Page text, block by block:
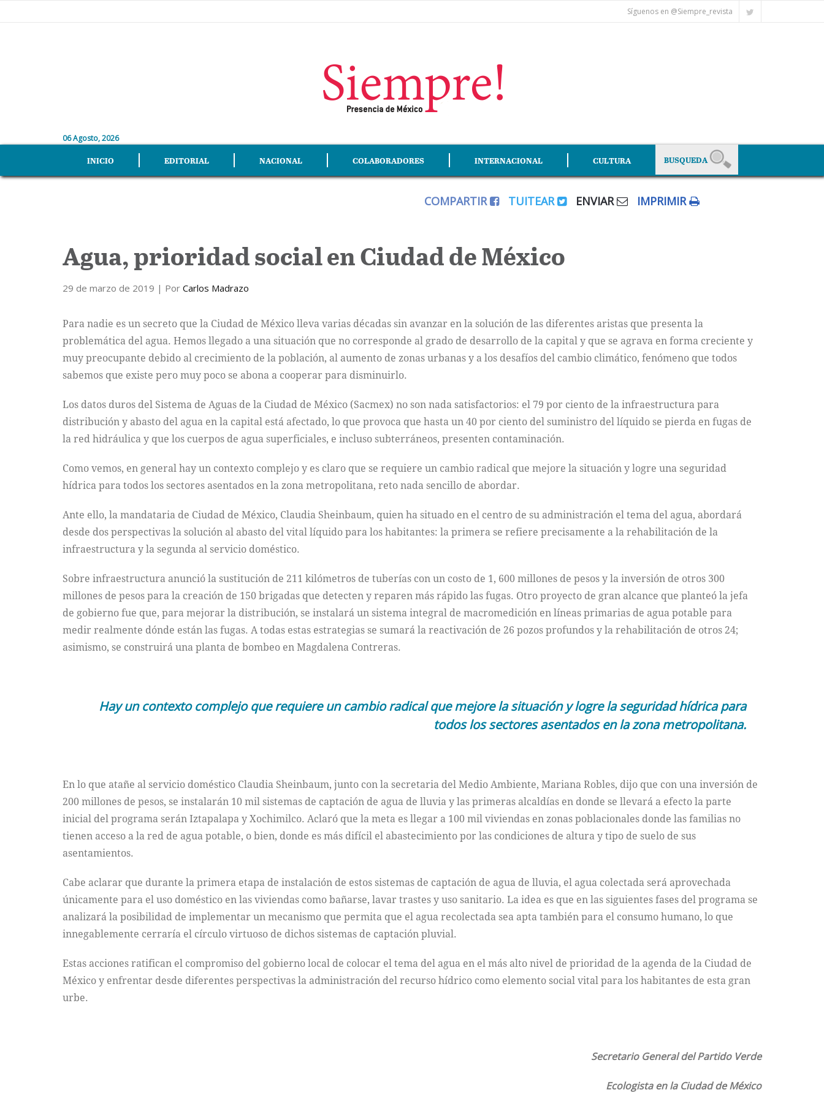
Síguenos en @Siempre_revista
06 Agosto, 2026
INICIO EDITORIAL NACIONAL COLABORADORES INTERNACIONAL CULTURA
COMPARTIR TUITEAR ENVIAR IMPRIMIR
Agua, prioridad social en Ciudad de México
29 de marzo de 2019 | Por Carlos Madrazo
Para nadie es un secreto que la Ciudad de México lleva varias décadas sin avanzar en la solución de las diferentes aristas que presenta la
problemática del agua. Hemos llegado a una situación que no corresponde al grado de desarrollo de la capital y que se agrava en forma creciente y
muy preocupante debido al crecimiento de la población, al aumento de zonas urbanas y a los desafíos del cambio climático, fenómeno que todos
sabemos que existe pero muy poco se abona a cooperar para disminuirlo.
Los datos duros del Sistema de Aguas de la Ciudad de México (Sacmex) no son nada satisfactorios: el 79 por ciento de la infraestructura para
distribución y abasto del agua en la capital está afectado, lo que provoca que hasta un 40 por ciento del suministro del líquido se pierda en fugas de
la red hidráulica y que los cuerpos de agua superficiales, e incluso subterráneos, presenten contaminación.
Como vemos, en general hay un contexto complejo y es claro que se requiere un cambio radical que mejore la situación y logre una seguridad
hídrica para todos los sectores asentados en la zona metropolitana, reto nada sencillo de abordar.
Ante ello, la mandataria de Ciudad de México, Claudia Sheinbaum, quien ha situado en el centro de su administración el tema del agua, abordará
desde dos perspectivas la solución al abasto del vital líquido para los habitantes: la primera se refiere precisamente a la rehabilitación de la
infraestructura y la segunda al servicio doméstico.
Sobre infraestructura anunció la sustitución de 211 kilómetros de tuberías con un costo de 1, 600 millones de pesos y la inversión de otros 300
millones de pesos para la creación de 150 brigadas que detecten y reparen más rápido las fugas. Otro proyecto de gran alcance que planteó la jefa
de gobierno fue que, para mejorar la distribución, se instalará un sistema integral de macromedición en líneas primarias de agua potable para
medir realmente dónde están las fugas. A todas estas estrategias se sumará la reactivación de 26 pozos profundos y la rehabilitación de otros 24;
asimismo, se construirá una planta de bombeo en Magdalena Contreras.
Hay un contexto complejo que requiere un cambio radical que mejore la situación y logre la seguridad hídrica para
todos los sectores asentados en la zona metropolitana.
En lo que atañe al servicio doméstico Claudia Sheinbaum, junto con la secretaria del Medio Ambiente, Mariana Robles, dijo que con una inversión de
200 millones de pesos, se instalarán 10 mil sistemas de captación de agua de lluvia y las primeras alcaldías en donde se llevará a efecto la parte
inicial del programa serán Iztapalapa y Xochimilco. Aclaró que la meta es llegar a 100 mil viviendas en zonas poblacionales donde las familias no
tienen acceso a la red de agua potable, o bien, donde es más difícil el abastecimiento por las condiciones de altura y tipo de suelo de sus
asentamientos.
Cabe aclarar que durante la primera etapa de instalación de estos sistemas de captación de agua de lluvia, el agua colectada será aprovechada
únicamente para el uso doméstico en las viviendas como bañarse, lavar trastes y uso sanitario. La idea es que en las siguientes fases del programa se
analizará la posibilidad de implementar un mecanismo que permita que el agua recolectada sea apta también para el consumo humano, lo que
innegablemente cerraría el círculo virtuoso de dichos sistemas de captación pluvial.
Estas acciones ratifican el compromiso del gobierno local de colocar el tema del agua en el más alto nivel de prioridad de la agenda de la Ciudad de
México y enfrentar desde diferentes perspectivas la administración del recurso hídrico como elemento social vital para los habitantes de esta gran
urbe.
Secretario General del Partido Verde
Ecologista en la Ciudad de México